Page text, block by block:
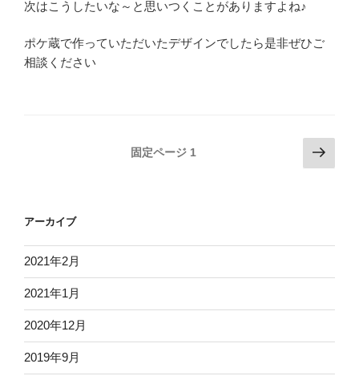
次はこうしたいな～と思いつくことがありますよね♪
ポケ蔵で作っていただいたデザインでしたら是非ぜひご
相談ください
ビ
ー
シ
ョ
ン
固定ページ 1
次
の
アーカイブ
2021年2月
2021年1月
2020年12月
2019年9月